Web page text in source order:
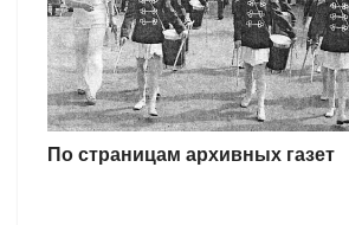
По страницам архивных газет